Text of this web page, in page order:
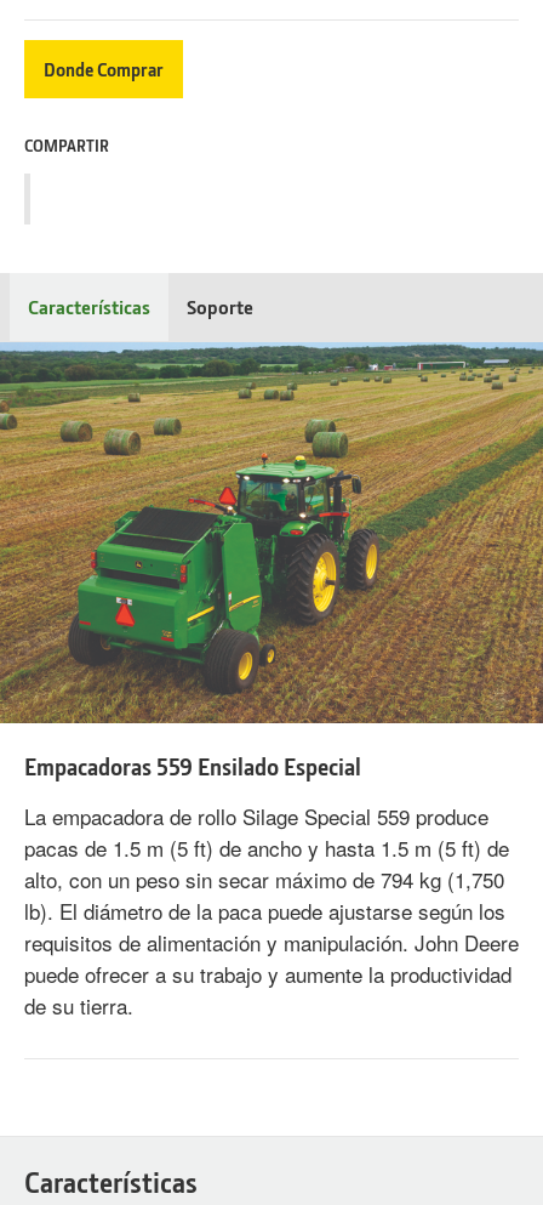
Donde Comprar
COMPARTIR
Características Soporte
Empacadoras 559 Ensilado Especial
La empacadora de rollo Silage Special 559 produce
pacas de 1.5 m (5 ft) de ancho y hasta 1.5 m (5 ft) de
alto, con un peso sin secar máximo de 794 kg (1,750
lb). El diámetro de la paca puede ajustarse según los
requisitos de alimentación y manipulación. John Deere
puede ofrecer a su trabajo y aumente la productividad
de su tierra.
Características